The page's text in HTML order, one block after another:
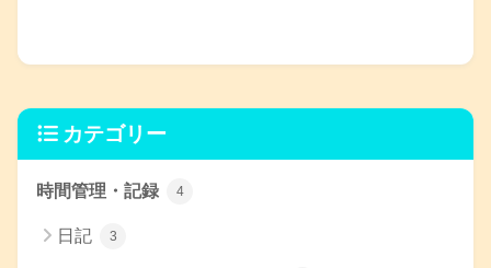
カテゴリー
時間管理・記録 4
日記 3